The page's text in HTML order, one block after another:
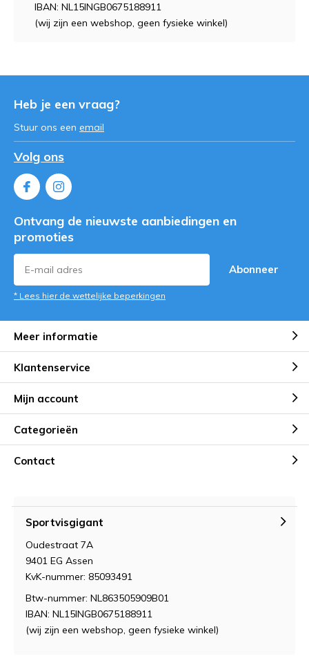
IBAN: NL15INGB0675188911
(wij zijn een webshop, geen fysieke winkel)
Heb je een vraag?
Stuur ons een email
Volg ons
Ontvang de nieuwste aanbiedingen en
promoties
Abonneer
* Lees hier de wettelijke beperkingen
Meer informatie
Klantenservice
Mijn account
Categorieën
Contact
Sportvisgigant
Oudestraat 7A
9401 EG Assen
KvK-nummer: 85093491
Btw-nummer: NL863505909B01
IBAN: NL15INGB0675188911
(wij zijn een webshop, geen fysieke winkel)